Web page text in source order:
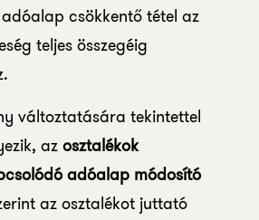
csökkentő tétel az
teljes összegéig
változtatására tekintettel
azosztalékok
adóalap módosító
az osztalékot juttató